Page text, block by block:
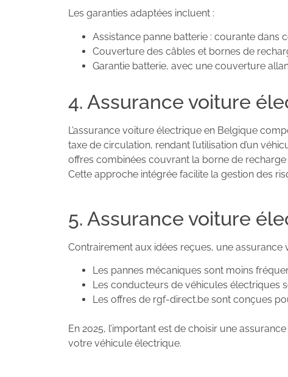
Les garanties adaptées incluent :
Assistance panne batterie : courante dans
Couverture des câbles et bornes de
Garantie batterie, avec une couverture
4. Assurance voiture
L’assurance voiture électrique en Belgique
taxe de circulation, rendant l’utilisation d’un
offres combinées couvrant la borne de
Cette approche intégrée facilite la gestion des
5. Assurance voiture
Contrairement aux idées reçues, une assurance
Les pannes mécaniques sont moins
Les conducteurs de véhicules électriques
Les offres de rgf-direct.be sont conçues
En 2025, l’important est de choisir une
votre véhicule électrique.